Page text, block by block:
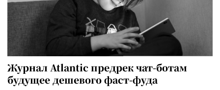
Журнал Atlantic предрек чат-ботам
будущее дешевого фаст-фуда